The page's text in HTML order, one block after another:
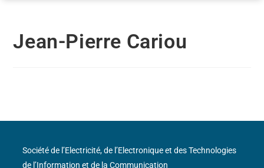
Jean-Pierre Cariou
Société de l’Electricité, de l’Electronique et des Technologies
de l’Information et de la Communication